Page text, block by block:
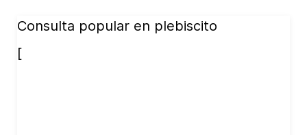
Consulta popular en plebiscito
[